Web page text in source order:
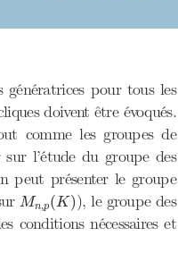
pour tous les
doivent être évoqués.
comme les groupes de
l’étude du groupe des
peut présenter le groupe
Mn,p(K)
Mn p (K)), le groupe des
conditions nécessaires et